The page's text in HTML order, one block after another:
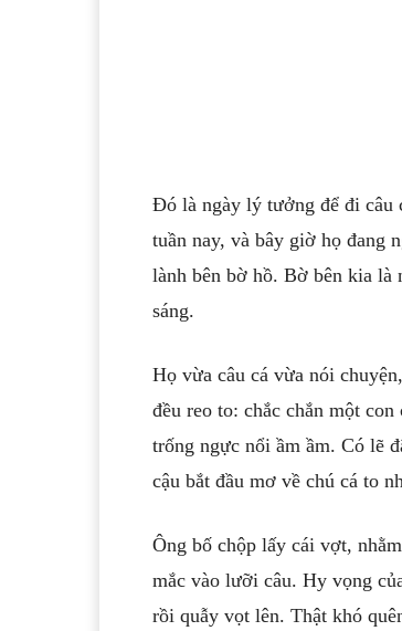
Đó là ngày lý tưởng để đi câu
tuần nay, và bây giờ họ đang
lành bên bờ hồ. Bờ bên kia là
sáng.
Họ vừa câu cá vừa nói
đều reo to: chắc chắn một
trống ngực nổi ầm ầm. Có lẽ
cậu bắt đầu mơ về chú cá to
Ông bố chộp lấy cái vợt,
mắc vào lưỡi câu. Hy vọng
rồi quẫy vọt lên. Thật khó